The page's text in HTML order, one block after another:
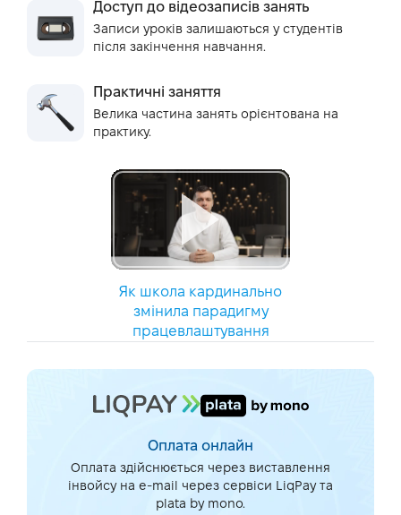
Доступ до відеозаписів занять
Записи уроків залишаються у студентів
після закінчення навчання.
Практичні заняття
Велика частина занять орієнтована на
практику.
Як школа кардинально
змінила парадигму
працевлаштування
Оплата онлайн
Оплата здійснюється через виставлення
інвойсу на e-mail через сервіси LiqPay та
plata by mono.